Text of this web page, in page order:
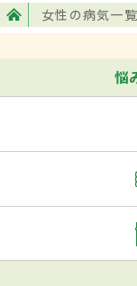
い場合は、
宮体がんに
とから、経
内膜の厚さ
さらに子宮
場合は、
んの広がり
女性の病気一覧
悩